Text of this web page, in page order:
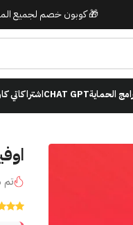
🎁 كوبون خصم لجميع
الحمايةCHAT GPTاشتراكاتي
تم